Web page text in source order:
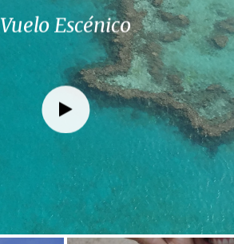
Vuelo Escénico